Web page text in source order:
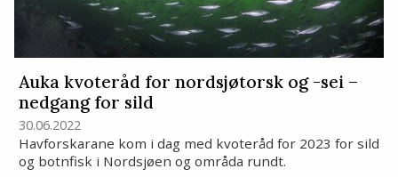
Auka kvoteråd for nordsjøtorsk og -sei –
nedgang for sild
30.06.2022
Havforskarane kom i dag med kvoteråd for 2023 for sild
og botnfisk i Nordsjøen og områda rundt.